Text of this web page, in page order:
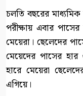
চলতি বছরের
পরীক্ষায় এবার
মেয়েরা। ছেলেদের
মেয়েদের পাসের
হারে মেয়েরা
এগিয়ে।